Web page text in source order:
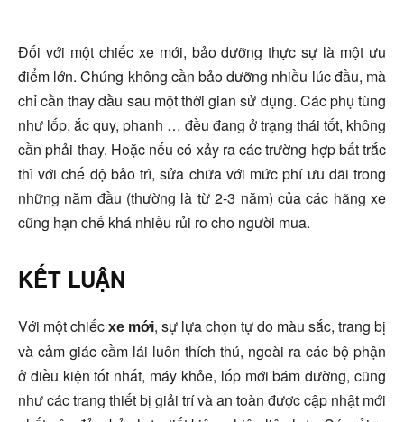
Đối với một chiếc xe mới, bảo dưỡng thực sự là một ưu
điểm lớn. Chúng không cần bảo dưỡng nhiều lúc đầu, mà
chỉ cần thay dầu sau một thời gian sử dụng. Các phụ tùng
như lốp, ắc quy, phanh … đều đang ở trạng thái tốt, không
cần phải thay. Hoặc nếu có xảy ra các trường hợp bất trắc
thì với chế độ bảo trì, sửa chữa với mức phí ưu đãi trong
những năm đầu (thường là từ 2-3 năm) của các hãng xe
cũng hạn chế khá nhiều rủi ro cho người mua.
KẾT LUẬN
Với một chiếc xe mới, sự lựa chọn tự do màu sắc, trang bị
và cảm giác cầm lái luôn thích thú, ngoài ra các bộ phận
ở điều kiện tốt nhất, máy khỏe, lốp mới bám đường, cũng
như các trang thiết bị giải trí và an toàn được cập nhật mới